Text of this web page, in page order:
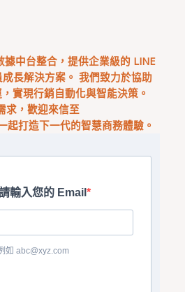
中台整合，提供企業級的 LINE
長解決方案。 我們致力於協助
實現行銷自動化與智能決策。
求，歡迎來信至
起打造下一代的智慧商務體驗。
輸入您的 Email
如 abc@xyz.com